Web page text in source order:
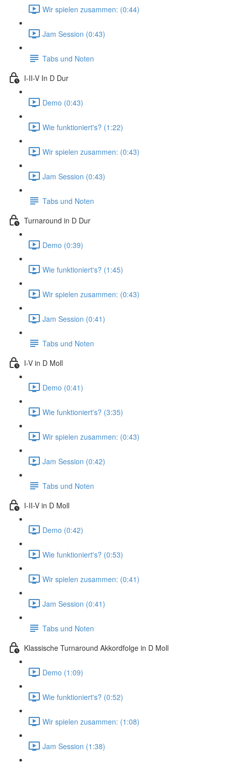
Wir spielen zusammen: (0:44)
Jam Session (0:43)
Tabs und Noten
I-II-V In D Dur
Demo (0:43)
Wie funktioniert's? (1:22)
Wir spielen zusammen: (0:43)
Jam Session (0:43)
Tabs und Noten
Turnaround in D Dur
Demo (0:39)
Wie funktioniert's? (1:45)
Wir spielen zusammen: (0:43)
Jam Session (0:41)
Tabs und Noten
I-V in D Moll
Demo (0:41)
Wie funktioniert's? (3:35)
Wir spielen zusammen: (0:43)
Jam Session (0:42)
Tabs und Noten
I-II-V in D Moll
Demo (0:42)
Wie funktioniert's? (0:53)
Wir spielen zusammen: (0:41)
Jam Session (0:41)
Tabs und Noten
Klassische Turnaround Akkordfolge in D Moll
Demo (1:09)
Wie funktioniert's? (0:52)
Wir spielen zusammen: (1:08)
Jam Session (1:38)